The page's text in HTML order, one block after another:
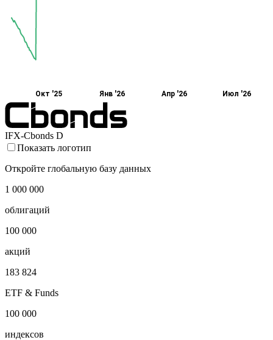
Окт '25 Янв '26 Апр '26 Июл '26
IFX-Cbonds D
Показать логотип
Откройте глобальную базу данных
1 000 000
облигаций
100 000
акций
183 824
ETF & Funds
100 000
индексов